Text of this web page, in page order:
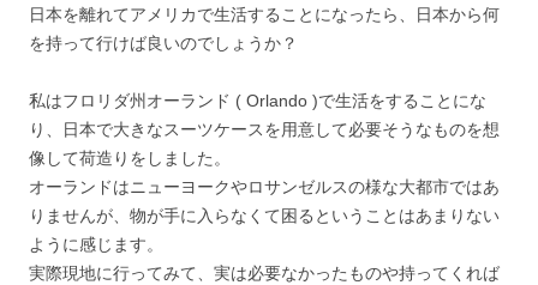
日本を離れてアメリカで生活することになったら、日本から何
を持って行けば良いのでしょうか？
私はフロリダ州オーランド ( Orlando )で生活をすることにな
り、日本で大きなスーツケースを用意して必要そうなものを想
像して荷造りをしました。
オーランドはニューヨークやロサンゼルスの様な大都市ではあ
りませんが、物が手に入らなくて困るということはあまりない
ように感じます。
実際現地に行ってみて、実は必要なかったものや持ってくれば